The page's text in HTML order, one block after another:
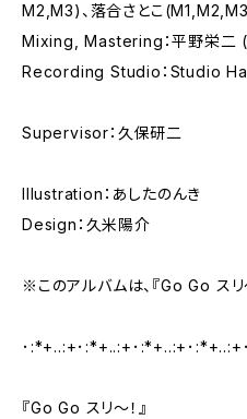
M2,M3)、落合さとこ
Mixing, Mastering：平野栄
Recording Studio：Studio
Supervisor：久保研二
Illustration：あしたのんき
Design：久米陽介
※このアルバムは、『Go Go スリ
･:*+..:+･:*+..:+･:*+..:+･
『Go Go スリ〜！』